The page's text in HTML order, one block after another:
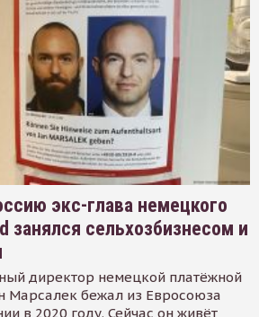
экс-глава немецкого
занялся сельхозбизнесом и
директор немецкой платёжной
Марсалек бежал из Евросоюза
в 2020 году. Сейчас он живёт